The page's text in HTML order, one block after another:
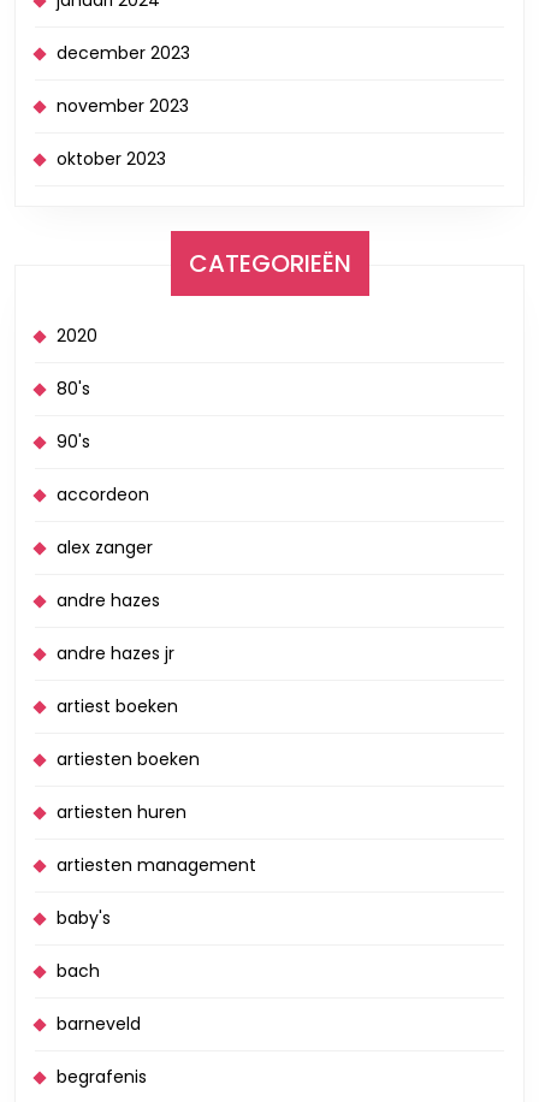
december 2023
november 2023
oktober 2023
CATEGORIEËN
2020
80's
90's
accordeon
alex zanger
andre hazes
andre hazes jr
artiest boeken
artiesten boeken
artiesten huren
artiesten management
baby's
bach
barneveld
begrafenis